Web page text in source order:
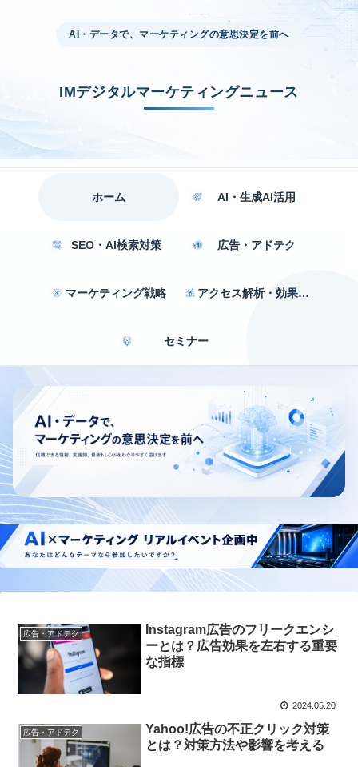
AI・データで、マーケティングの意思決定を前へ
IMデジタルマーケティングニュース
ホーム AI・生成AI活用
SEO・AI検索対策 広告・アドテク
マーケティング戦略 アクセス解析・効果測定
セミナー
広告・アドテク
Instagram広告のフリークエンシ
ーとは？広告効果を左右する重要
な指標
2024.05.20
広告・アドテク
Yahoo!広告の不正クリック対策
とは？対策方法や影響を考える